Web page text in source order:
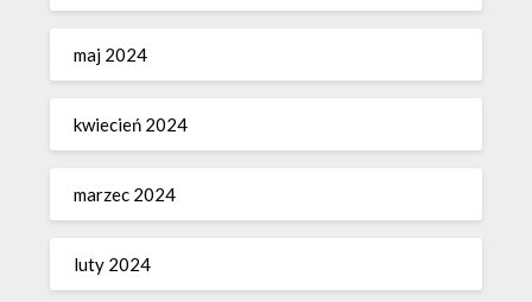
maj 2024
kwiecień 2024
marzec 2024
luty 2024